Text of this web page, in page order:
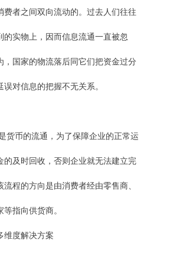
费者之间双向流动的。过去人们往往
的实物上，因而信息流通一直被忽
，国家的物流落后同它们把资金过分
对信息的把握不无关系。
货币的流通，为了保障企业的正常运
的及时回收，否则企业就无法建立完
程的方向是由消费者经由零售商、
指向供货商。
维度解决方案